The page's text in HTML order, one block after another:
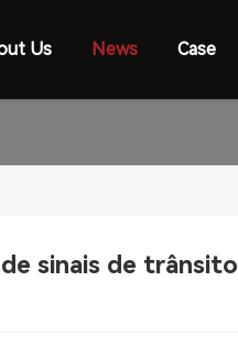
Us News Case
sinais de trânsito